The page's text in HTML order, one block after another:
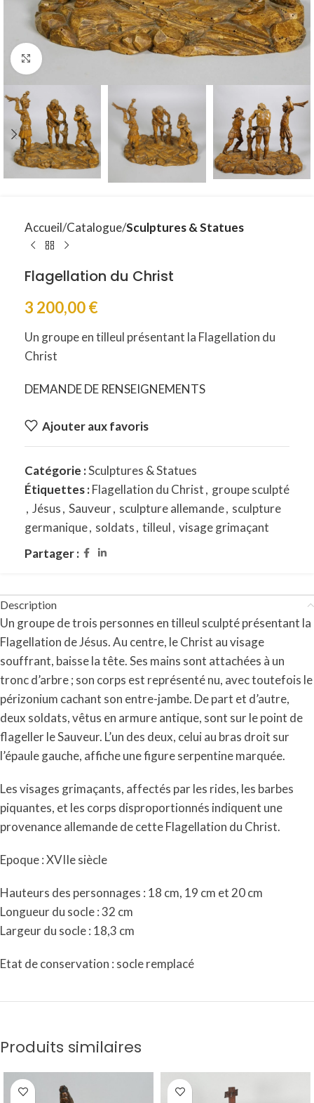
Click to enlarge
Accueil Catalogue Sculptures & Statues
Flagellation du Christ
3 200,00€
Un groupe en tilleul présentant la Flagellation du
Christ
DEMANDE DE RENSEIGNEMENTS
Ajouter aux favoris
Catégorie :Sculptures & Statues
Étiquettes :Flagellation du Christ, groupe sculpté
, Jésus, Sauveur, sculpture allemande, sculpture
germanique, soldats, tilleul, visage grimaçant
Partager :
Description
Un groupe de trois personnes en tilleul sculpté présentant la
Flagellation de Jésus. Au centre, le Christ au visage
souffrant, baisse la tête. Ses mains sont attachées à un
tronc d’arbre ; son corps est représenté nu, avec toutefois le
périzonium cachant son entre-jambe. De part et d’autre,
deux soldats, vêtus en armure antique, sont sur le point de
flageller le Sauveur. L’un des deux, celui au bras droit sur
l’épaule gauche, affiche une figure serpentine marquée.
Les visages grimaçants, affectés par les rides, les barbes
piquantes, et les corps disproportionnés indiquent une
provenance allemande de cette Flagellation du Christ.
Epoque : XVIIe siècle
Hauteurs des personnages : 18 cm, 19 cm et 20 cm
Longueur du socle : 32 cm
Largeur du socle : 18,3 cm
Etat de conservation : socle remplacé
Produits similaires